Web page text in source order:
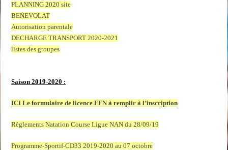
PLANNING 2020 site
BENEVOLAT
Autorisation parentale
DECHARGE TRANSPORT 2020-2021
listes des groupes
Saison 2019-2020 :
ICI Le formulaire de licence FFN à remplir à l’inscription
Règlements Natation Course Ligue NAN du 28/09/19
Programme-Sportif-CD33 2019-2020 au 07 octobre